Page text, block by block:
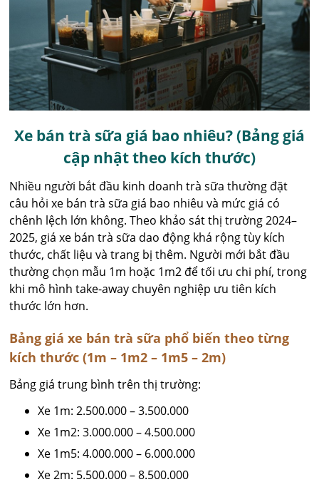
Xe bán trà sữa giá bao nhiêu? (Bảng giá
cập nhật theo kích thước)
Nhiều người bắt đầu kinh doanh trà sữa thường đặt
câu hỏi xe bán trà sữa giá bao nhiêu và mức giá có
chênh lệch lớn không. Theo khảo sát thị trường 2024–
2025, giá xe bán trà sữa dao động khá rộng tùy kích
thước, chất liệu và trang bị thêm. Người mới bắt đầu
thường chọn mẫu 1m hoặc 1m2 để tối ưu chi phí, trong
khi mô hình take-away chuyên nghiệp ưu tiên kích
thước lớn hơn.
Bảng giá xe bán trà sữa phổ biến theo từng
kích thước (1m – 1m2 – 1m5 – 2m)
Bảng giá trung bình trên thị trường:
Xe 1m: 2.500.000 – 3.500.000
Xe 1m2: 3.000.000 – 4.500.000
Xe 1m5: 4.000.000 – 6.000.000
Xe 2m: 5.500.000 – 8.500.000